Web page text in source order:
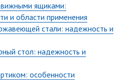
ящиками:
и области применения
стали: надежность и
стол: надежность и
особенности